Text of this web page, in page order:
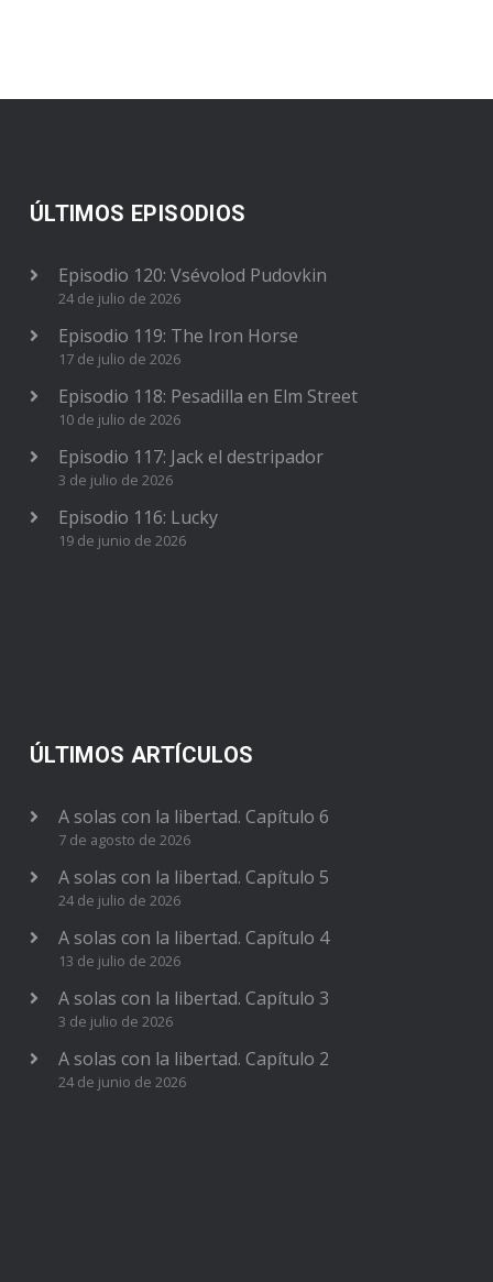
ÚLTIMOS EPISODIOS
Episodio 120: Vsévolod Pudovkin
24 de julio de 2026
Episodio 119: The Iron Horse
17 de julio de 2026
Episodio 118: Pesadilla en Elm Street
10 de julio de 2026
Episodio 117: Jack el destripador
3 de julio de 2026
Episodio 116: Lucky
19 de junio de 2026
ÚLTIMOS ARTÍCULOS
A solas con la libertad. Capítulo 6
7 de agosto de 2026
A solas con la libertad. Capítulo 5
24 de julio de 2026
A solas con la libertad. Capítulo 4
13 de julio de 2026
A solas con la libertad. Capítulo 3
3 de julio de 2026
A solas con la libertad. Capítulo 2
24 de junio de 2026